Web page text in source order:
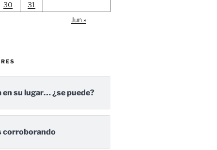
30
31
Jun »
en su lugar… ¿se puede?
corroborando